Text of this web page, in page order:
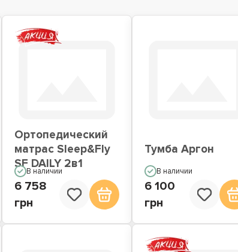
Ортопедический
матрас Sleep&Fly
SF DAILY 2в1
В наличии
6 758
грн
Тумба Аргон
В наличии
6 100
грн